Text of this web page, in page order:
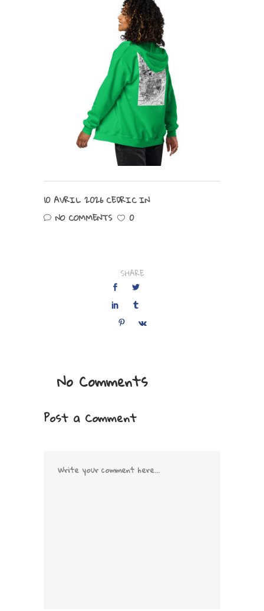
10 AVRIL 2026CEDRICIN
NO COMMENTS
0
SHARE
No Comments
Post a Comment